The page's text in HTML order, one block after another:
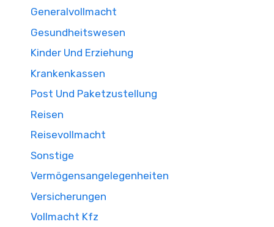
Generalvollmacht
Gesundheitswesen
Kinder Und Erziehung
Krankenkassen
Post Und Paketzustellung
Reisen
Reisevollmacht
Sonstige
Vermögensangelegenheiten
Versicherungen
Vollmacht Kfz